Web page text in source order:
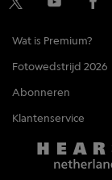
Wat is Premium?
Fotowedstrijd 2026
Abonneren
Klantenservice